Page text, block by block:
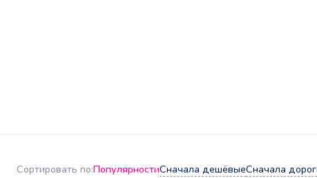
Сортировать по:ПопулярностиСначала дешёвыеСначала